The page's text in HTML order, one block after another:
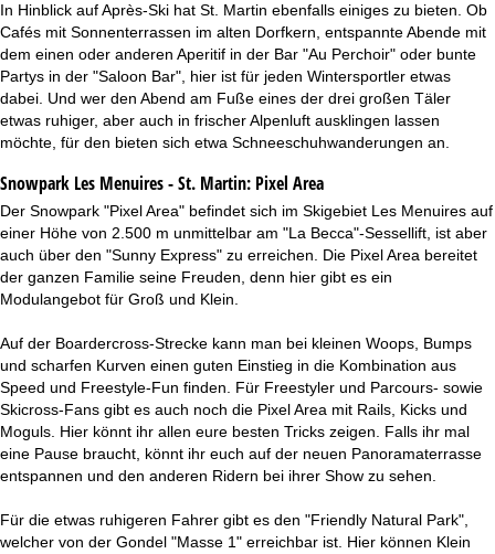
In Hinblick auf Après-Ski hat St. Martin ebenfalls einiges zu bieten. Ob
Cafés mit Sonnenterrassen im alten Dorfkern, entspannte Abende mit
dem einen oder anderen Aperitif in der Bar "Au Perchoir" oder bunte
Partys in der "Saloon Bar", hier ist für jeden Wintersportler etwas
dabei. Und wer den Abend am Fuße eines der drei großen Täler
etwas ruhiger, aber auch in frischer Alpenluft ausklingen lassen
möchte, für den bieten sich etwa Schneeschuhwanderungen an.
Snowpark Les Menuires - St. Martin: Pixel Area
Der Snowpark "Pixel Area" befindet sich im Skigebiet Les Menuires auf
einer Höhe von 2.500 m unmittelbar am "La Becca"-Sessellift, ist aber
auch über den "Sunny Express" zu erreichen. Die Pixel Area bereitet
der ganzen Familie seine Freuden, denn hier gibt es ein
Modulangebot für Groß und Klein.
Auf der Boardercross-Strecke kann man bei kleinen Woops, Bumps
und scharfen Kurven einen guten Einstieg in die Kombination aus
Speed und Freestyle-Fun finden. Für Freestyler und Parcours- sowie
Skicross-Fans gibt es auch noch die Pixel Area mit Rails, Kicks und
Moguls. Hier könnt ihr allen eure besten Tricks zeigen. Falls ihr mal
eine Pause braucht, könnt ihr euch auf der neuen Panoramaterrasse
entspannen und den anderen Ridern bei ihrer Show zu sehen.
Für die etwas ruhigeren Fahrer gibt es den "Friendly Natural Park",
welcher von der Gondel "Masse 1" erreichbar ist. Hier können Klein